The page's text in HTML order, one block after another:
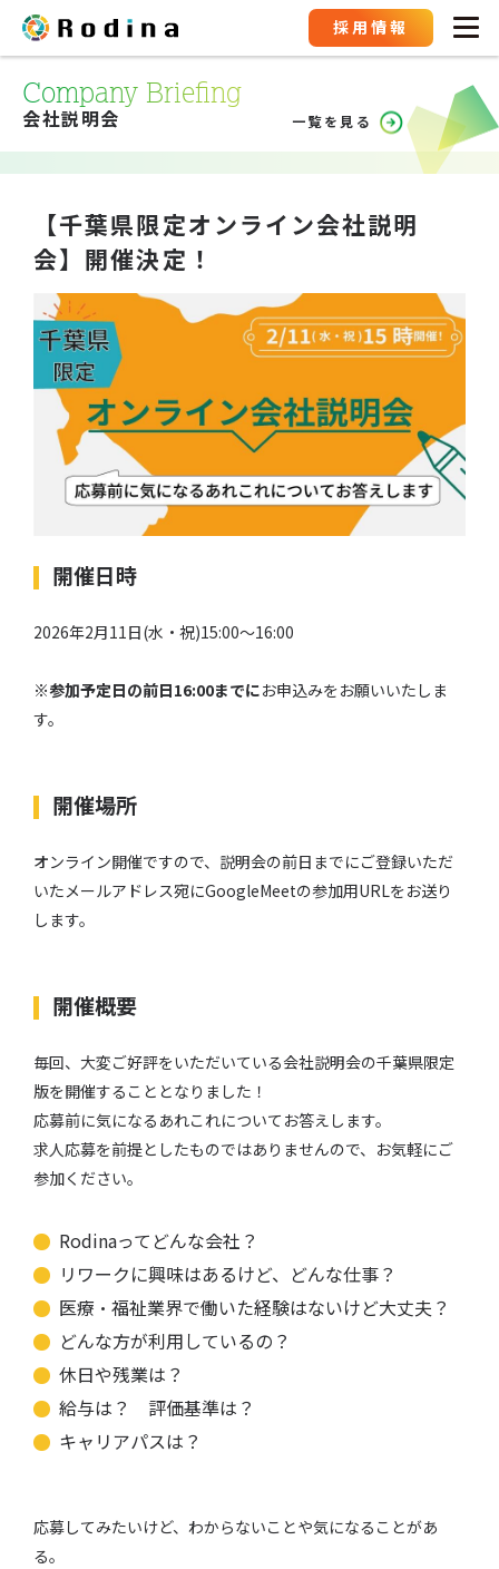
採用情報
Company Briefing
会社説明会 一覧を見る
【千葉県限定オンライン会社説明
会】開催決定！
開催日時
2026年2月11日(水・祝)15:00～16:00
※参加予定日の前日16:00までにお申込みをお願いいたしま
す。
開催場所
オンライン開催ですので、説明会の前日までにご登録いただ
いたメールアドレス宛にGoogleMeetの参加用URLをお送り
します。
開催概要
毎回、大変ご好評をいただいている会社説明会の千葉県限定
版を開催することとなりました！
応募前に気になるあれこれについてお答えします。
求人応募を前提としたものではありませんので、お気軽にご
参加ください。
Rodinaってどんな会社？
リワークに興味はあるけど、どんな仕事？
医療・福祉業界で働いた経験はないけど大丈夫？
どんな方が利用しているの？
休日や残業は？
給与は？ 評価基準は？
キャリアパスは？
応募してみたいけど、わからないことや気になることがあ
る。